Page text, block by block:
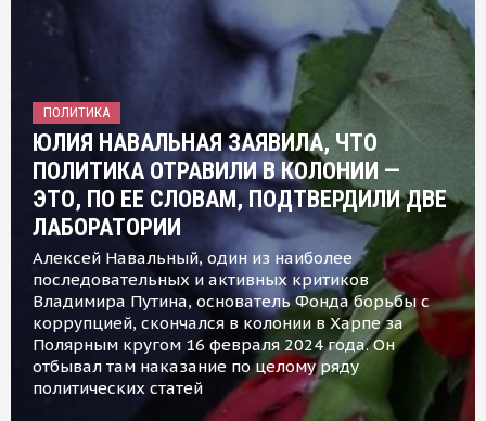
ПОЛИТИКА
ЮЛИЯ НАВАЛЬНАЯ ЗАЯВИЛА, ЧТО
ПОЛИТИКА ОТРАВИЛИ В КОЛОНИИ —
ЭТО, ПО ЕЕ СЛОВАМ, ПОДТВЕРДИЛИ ДВЕ
ЛАБОРАТОРИИ
Алексей Навальный, один из наиболее
последовательных и активных критиков
Владимира Путина, основатель Фонда борьбы с
коррупцией, скончался в колонии в Харпе за
Полярным кругом 16 февраля 2024 года. Он
отбывал там наказание по целому ряду
политических статей